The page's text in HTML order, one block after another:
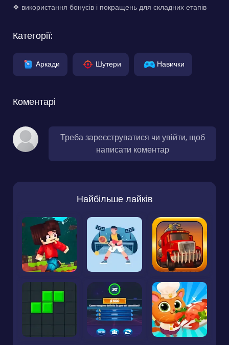
❖ використання бонусів і покращень для складних етапів
Категорії:
Аркади Шутери Навички
Коментарі
Треба зареєструватися чи увійти, щоб
написати коментар
Найбільше лайків